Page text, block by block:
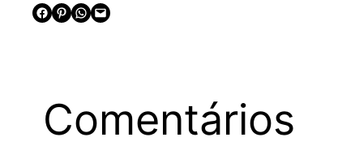
Share on Facebook
Share on Pinterest Share on WhatsApp Email this Page
Comentários